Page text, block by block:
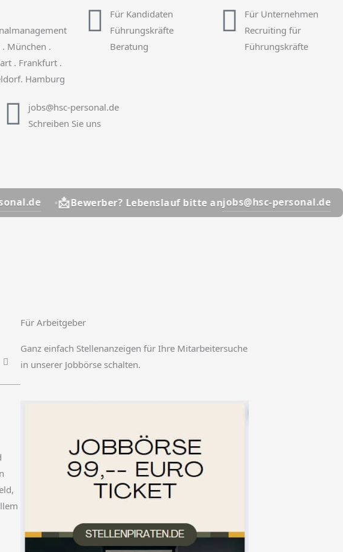
München .
. Frankfurt .
Hamburg
Für Kandidaten
Führungskräfte
Beratung
Für Unternehmen
Recruiting für
Führungskräfte
jobs@hsc-personal.de
Schreiben Sie uns
📩Bewerber? Lebenslauf bitte anjobs@hsc-personal.de 📩
Für Arbeitgeber
Ganz einfach Stellenanzeigen für Ihre Mitarbeitersuche
in unserer Jobbörse schalten.